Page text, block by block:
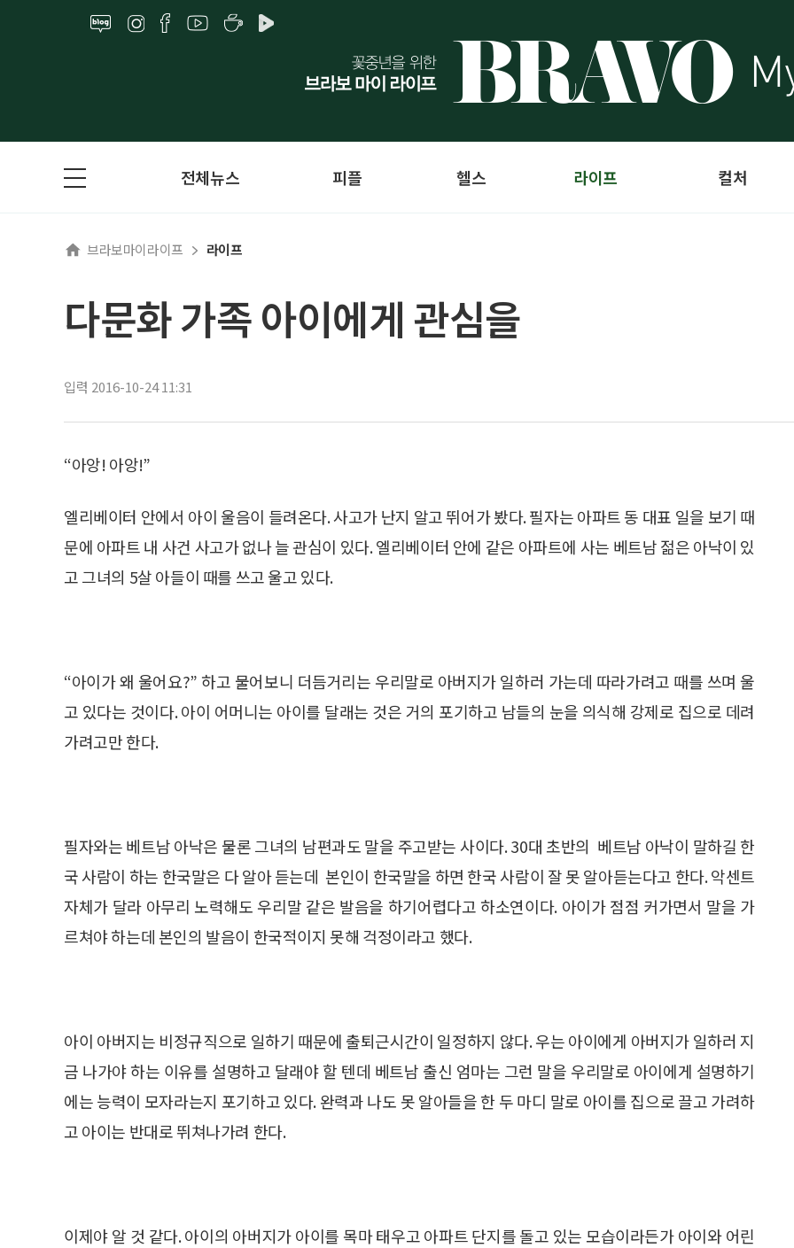
전체뉴스 피플 헬스 라이프 컬처
브라보마이라이프 라이프
다문화 가족 아이에게 관심을
입력 2016-10-24 11:31
“아앙! 아앙!”
엘리베이터 안에서 아이 울음이 들려온다. 사고가 난지 알고 뛰어가 봤다. 필자는 아파트 동 대표 일을 보기 때
문에 아파트 내 사건 사고가 없나 늘 관심이 있다. 엘리베이터 안에 같은 아파트에 사는 베트남 젊은 아낙이 있
고 그녀의 5살 아들이 때를 쓰고 울고 있다.
“아이가 왜 울어요?” 하고 물어보니 더듬거리는 우리말로 아버지가 일하러 가는데 따라가려고 때를 쓰며 울
고 있다는 것이다. 아이 어머니는 아이를 달래는 것은 거의 포기하고 남들의 눈을 의식해 강제로 집으로 데려
가려고만 한다.
필자와는 베트남 아낙은 물론 그녀의 남편과도 말을 주고받는 사이다. 30대 초반의 베트남 아낙이 말하길 한
국 사람이 하는 한국말은 다 알아 듣는데 본인이 한국말을 하면 한국 사람이 잘 못 알아듣는다고 한다. 악센트
자체가 달라 아무리 노력해도 우리말 같은 발음을 하기어렵다고 하소연이다. 아이가 점점 커가면서 말을 가
르쳐야 하는데 본인의 발음이 한국적이지 못해 걱정이라고 했다.
아이 아버지는 비정규직으로 일하기 때문에 출퇴근시간이 일정하지 않다. 우는 아이에게 아버지가 일하러 지
금 나가야 하는 이유를 설명하고 달래야 할 텐데 베트남 출신 엄마는 그런 말을 우리말로 아이에게 설명하기
에는 능력이 모자라는지 포기하고 있다. 완력과 나도 못 알아들을 한 두 마디 말로 아이를 집으로 끌고 가려하
고 아이는 반대로 뛰쳐나가려 한다.
이제야 알 것 같다. 아이의 아버지가 아이를 목마 태우고 아파트 단지를 돌고 있는 모습이라든가 아이와 어린